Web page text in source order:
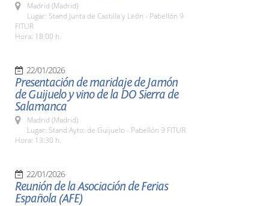
Madrid (Madrid)
Lugar: Stand Junta de Castilla y León - Pabellón 9
FITUR
Hora: 18:00 h.
22/01/2026
Presentación de maridaje de Jamón
de Guijuelo y vino de la DO Sierra de
Salamanca
Madrid (Madrid)
Lugar: Stand Ayto. de Guijuelo - Pabellón 9 FITUR
Hora: 13:30 h.
22/01/2026
Reunión de la Asociación de Ferias
Española (AFE)